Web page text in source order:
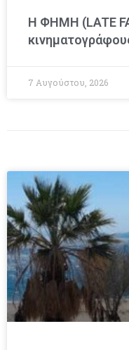
Η ΦΗΜΗ (LATE
7 Αυγούστου, 2026